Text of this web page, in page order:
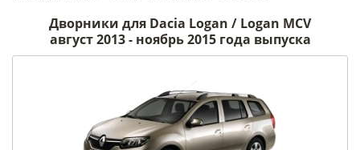
Дворники для Dacia Logan / Logan MCV
август 2013 - ноябрь 2015 года выпуска